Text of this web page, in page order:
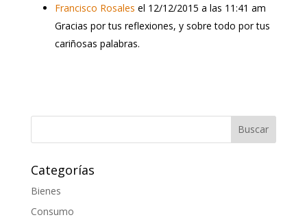
Francisco Rosales el 12/12/2015 a las 11:41 am
Gracias por tus reflexiones, y sobre todo por tus
cariñosas palabras.
Categorías
Bienes
Consumo